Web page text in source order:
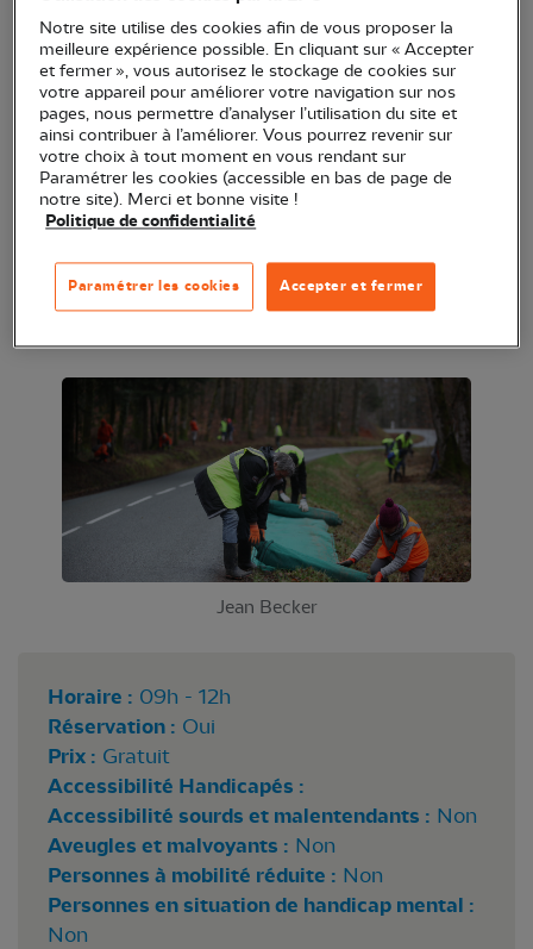
routes lors de leur migration nuptiale. À Éloie, la
LPO les sauvegarde sur leur lieu de passage, mais
pour se faire, un certain nombre de volontaires
seront nécessaires. Participez à la mise en place
d'un kilomètre de filets et de 40 seaux le long de la
route départementale n°7, à Éloie ! Un pot de
l'amitié sera proposé en fin de chantier.
Si vous êtes intéressés pour participer à ce
chantier vous pouvez vous préinscrire via ce lien :
Jean Becker
Horaire : 09h - 12h
Réservation : Oui
Prix : Gratuit
Accessibilité Handicapés :
Accessibilité sourds et malentendants : Non
Aveugles et malvoyants : Non
Personnes à mobilité réduite : Non
Personnes en situation de handicap mental :
Non
Notre site utilise des cookies afin de vous proposer la
meilleure expérience possible. En cliquant sur « Accepter
et fermer », vous autorisez le stockage de cookies sur
votre appareil pour améliorer votre navigation sur nos
pages, nous permettre d’analyser l’utilisation du site et
ainsi contribuer à l’améliorer. Vous pourrez revenir sur
votre choix à tout moment en vous rendant sur
Paramétrer les cookies (accessible en bas de page de
notre site). Merci et bonne visite !
Politique de confidentialité
Accepter et fermer
Paramétrer les cookies